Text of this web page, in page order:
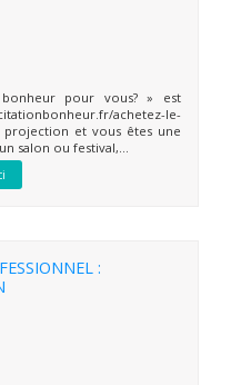
pour vous? » est
achetez-le-
projection et vous êtes une
salon ou festival,...
: